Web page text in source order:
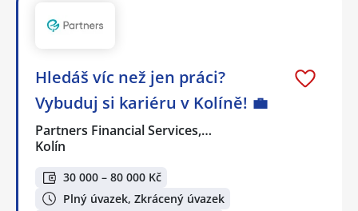
Hledáš víc než jen práci?
Vybuduj si kariéru v Kolíně! 💼
Partners Financial Services,…
Kolín
30 000 – 80 000 Kč
Plný úvazek, Zkrácený úvazek